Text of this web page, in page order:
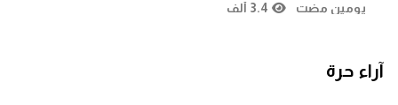
يومين مضت 3.4 ألف
آراء حرة